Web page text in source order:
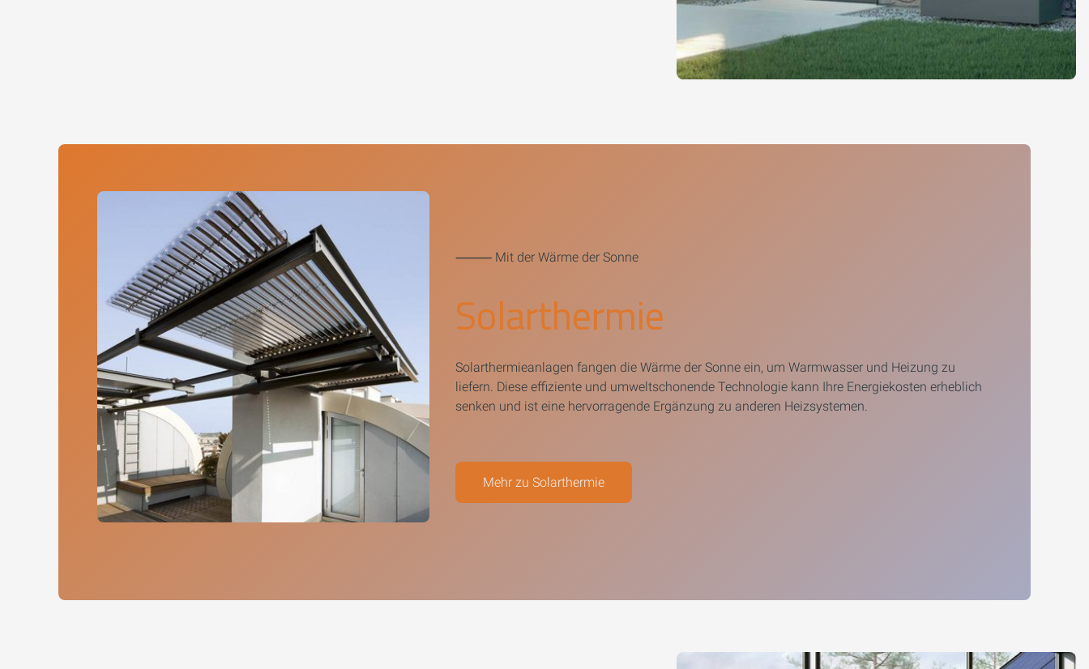
⸻ Mit der Wärme der Sonne
Solarthermie
Solarthermieanlagen fangen die Wärme der Sonne ein, um Warmwasser und Heizung zu
liefern. Diese effiziente und umweltschonende Technologie kann Ihre Energiekosten erheblich
senken und ist eine hervorragende Ergänzung zu anderen Heizsystemen.
Mehr zu Solarthermie